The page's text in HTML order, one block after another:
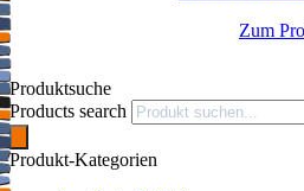
Zum
Produktsuche
Products search
Produkt-Kategorien